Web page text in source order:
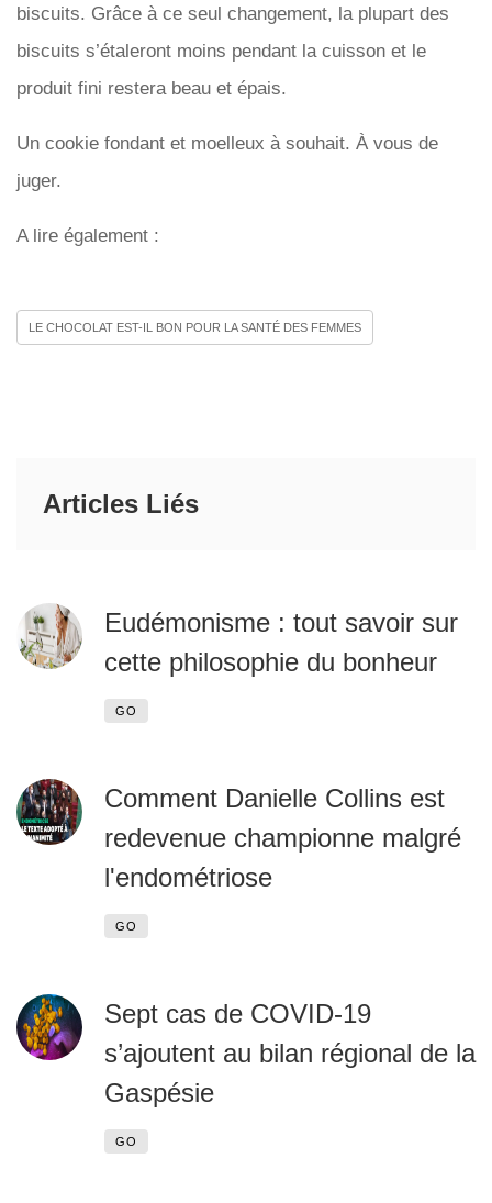
biscuits. Grâce à ce seul changement, la plupart des
biscuits s’étaleront moins pendant la cuisson et le
produit fini restera beau et épais.
Un cookie fondant et moelleux à souhait. À vous de
juger.
A lire également :
LE CHOCOLAT EST-IL BON POUR LA SANTÉ DES FEMMES
Articles Liés
Eudémonisme : tout savoir sur
cette philosophie du bonheur
GO
Comment Danielle Collins est
redevenue championne malgré
l'endométriose
GO
Sept cas de COVID-19
s’ajoutent au bilan régional de la
Gaspésie
GO